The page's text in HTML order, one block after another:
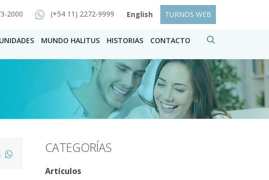
2000 (+54 11) 2272-9999 English TURNOS WEB
UNIDADES MUNDO HALITUS HISTORIAS CONTACTO
CATEGORÍAS
Artículos